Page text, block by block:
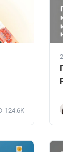
124.6K